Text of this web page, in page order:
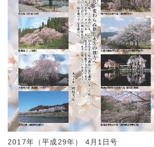
2017年（平成29年） 4月1日号